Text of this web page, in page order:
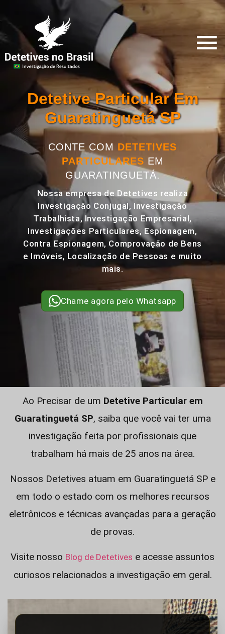
Detetive Particular Em
Guaratinguetá SP
CONTE COM DETETIVES
PARTICULARES EM
GUARATINGUETÁ.
Nossa empresa de Detetives realiza
Investigação Conjugal, Investigação
Trabalhista, Investigação Empresarial,
Investigações Particulares, Espionagem,
Contra Espionagem, Comprovação de Bens
e Imóveis, Localização de Pessoas e muito
mais.
Chame agora pelo Whatsapp
Ao Precisar de um Detetive Particular em
Guaratinguetá SP, saiba que você vai ter uma
investigação feita por profissionais que
trabalham há mais de 25 anos na área.
Nossos Detetives atuam em Guaratinguetá SP e
em todo o estado com os melhores recursos
eletrônicos e técnicas avançadas para a geração
de provas.
Visite nosso Blog de Detetives e acesse assuntos
curiosos relacionados a investigação em geral.